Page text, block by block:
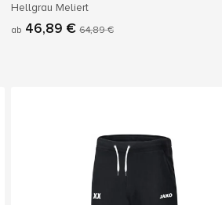
Hellgrau Meliert
ab 46,89 € 64,89 €